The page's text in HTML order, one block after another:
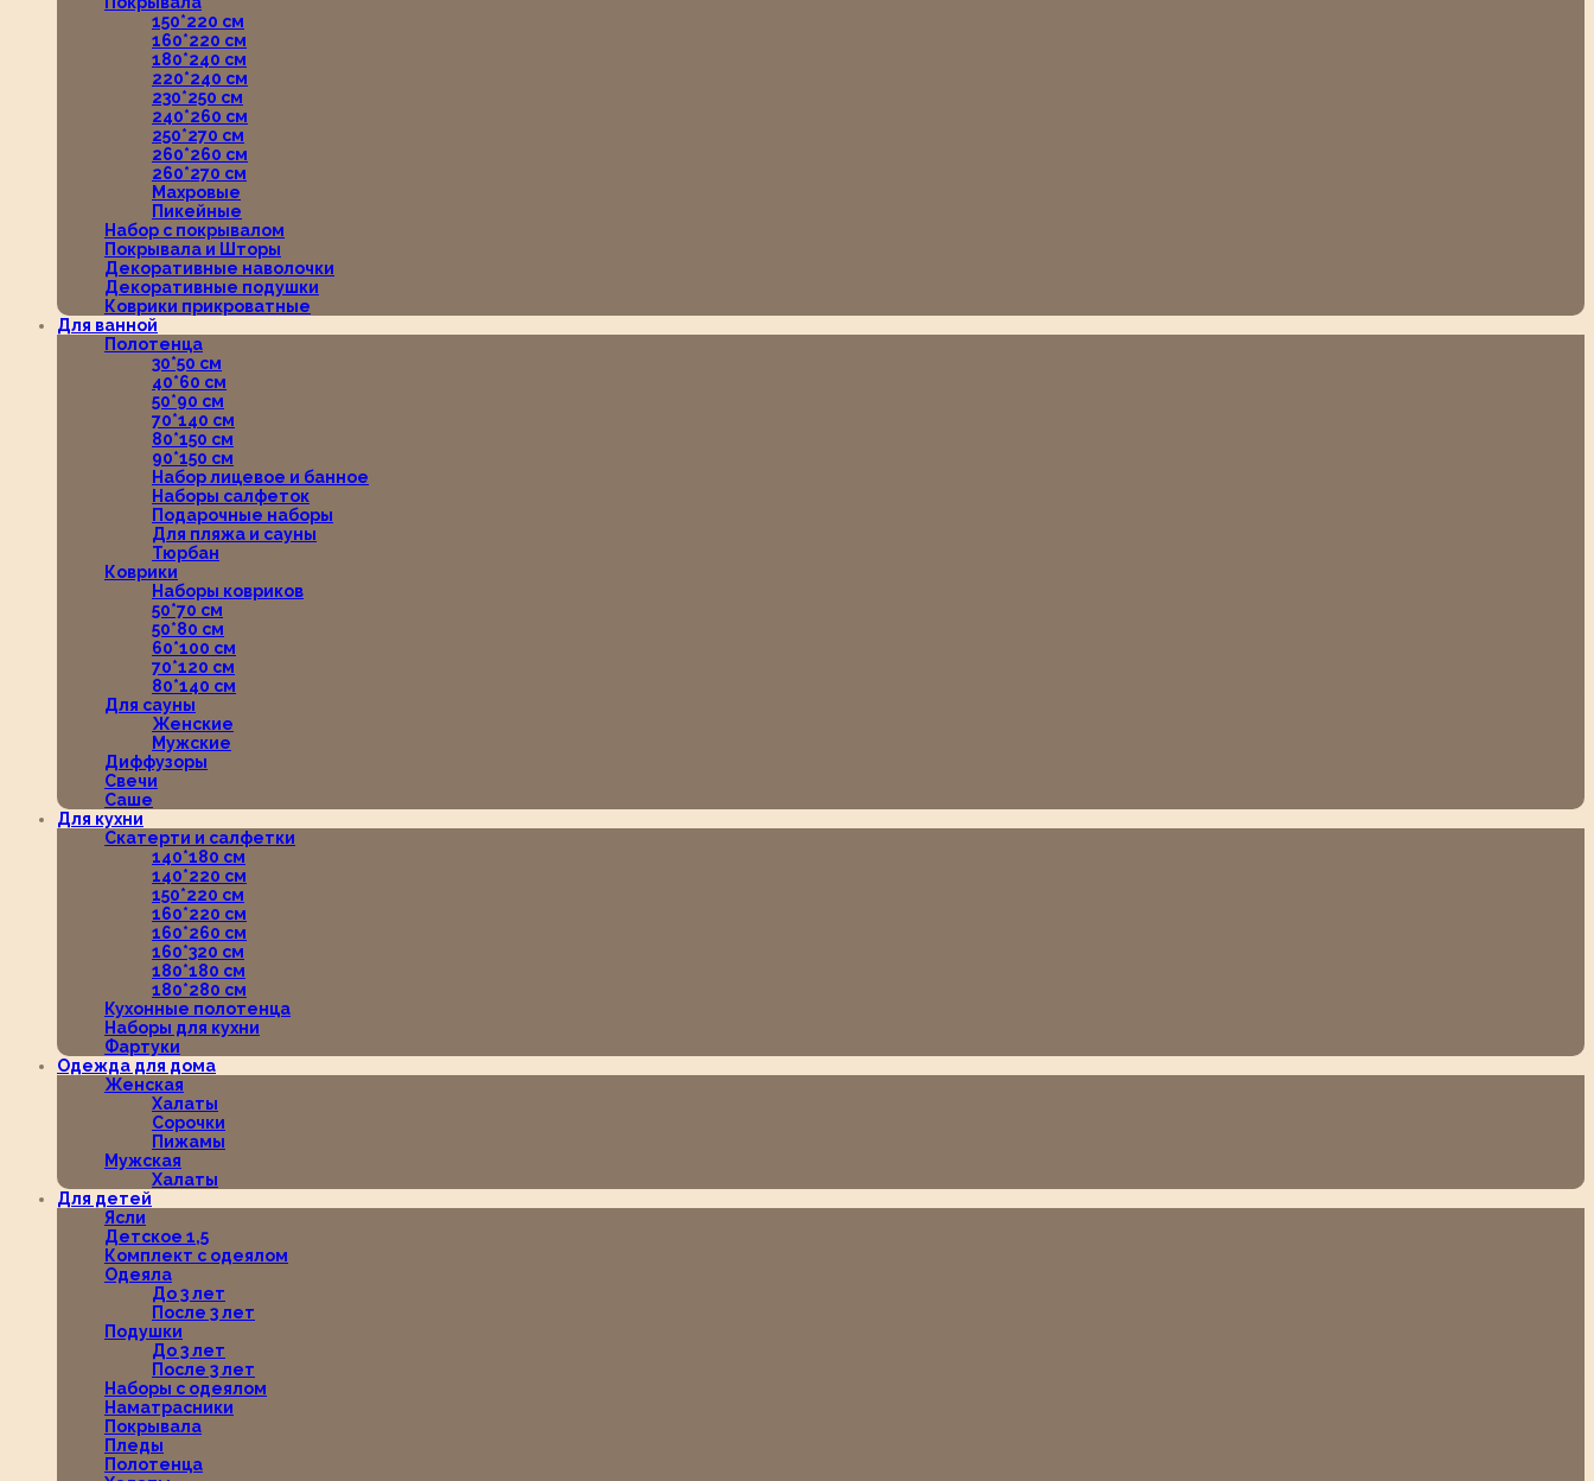
150*220 см
160*220 см
180*240 см
220*240 см
230*250 см
240*260 см
250*270 см
260*260 см
260*270 см
Махровые
Пикейные
Набор с покрывалом
Покрывала и Шторы
Декоративные наволочки
Декоративные подушки
Коврики прикроватные
Для ванной
Полотенца
30*50 см
40*60 см
50*90 см
70*140 см
80*150 см
90*150 см
Набор лицевое и банное
Наборы салфеток
Подарочные наборы
Для пляжа и сауны
Тюрбан
Коврики
Наборы ковриков
50*70 см
50*80 см
60*100 см
70*120 см
80*140 см
Для сауны
Женские
Мужские
Диффузоры
Свечи
Саше
Для кухни
Скатерти и салфетки
140*180 см
140*220 см
150*220 см
160*220 см
160*260 см
160*320 см
180*180 см
180*280 см
Кухонные полотенца
Наборы для кухни
Фартуки
Одежда для дома
Женская
Халаты
Сорочки
Пижамы
Мужская
Халаты
Для детей
Ясли
Детское 1,5
Комплект с одеялом
Одеяла
До 3 лет
После 3 лет
Подушки
До 3 лет
После 3 лет
Наборы с одеялом
Наматрасники
Покрывала
Пледы
Полотенца